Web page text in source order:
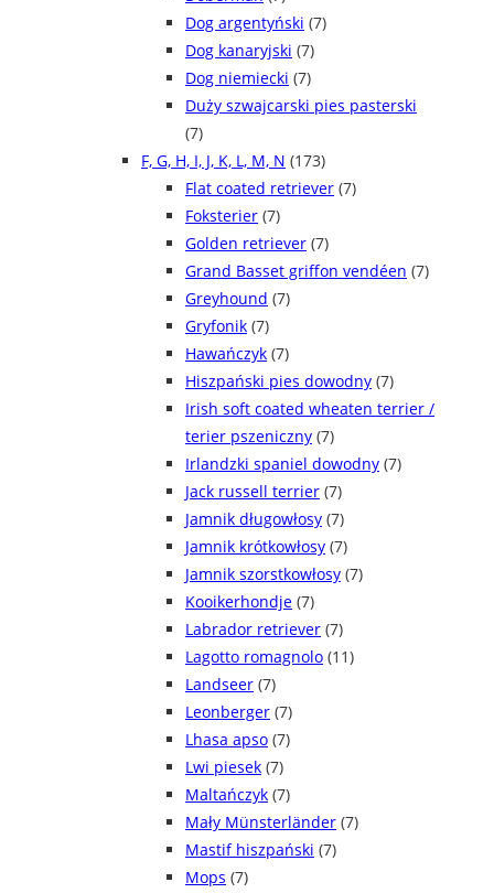
Dog argentyński (7)
Dog kanaryjski (7)
Dog niemiecki (7)
Duży szwajcarski pies pasterski
(7)
F, G, H, I, J, K, L, M, N (173)
Flat coated retriever (7)
Foksterier (7)
Golden retriever (7)
Grand Basset griffon vendéen (7)
Greyhound (7)
Gryfonik (7)
Hawańczyk (7)
Hiszpański pies dowodny (7)
Irish soft coated wheaten terrier /
terier pszeniczny (7)
Irlandzki spaniel dowodny (7)
Jack russell terrier (7)
Jamnik długowłosy (7)
Jamnik krótkowłosy (7)
Jamnik szorstkowłosy (7)
Kooikerhondje (7)
Labrador retriever (7)
Lagotto romagnolo (11)
Landseer (7)
Leonberger (7)
Lhasa apso (7)
Lwi piesek (7)
Maltańczyk (7)
Mały Münsterländer (7)
Mastif hiszpański (7)
Mops (7)